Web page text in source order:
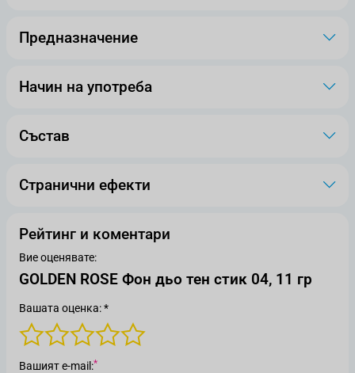
Предназначение
Начин на употреба
Състав
Странични ефекти
Рейтинг и коментари
Вие оценявате:
GOLDEN ROSE Фон дьо тен стик 04, 11 гр
Вашата оценка: *
Вашият е-mail